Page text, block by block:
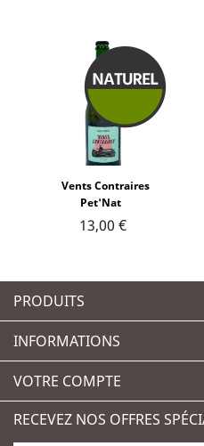
Vents Contraires
Pet'Nat
13,00 €
PRODUITS
INFORMATIONS
VOTRE COMPTE
RECEVEZ NOS OFFRES